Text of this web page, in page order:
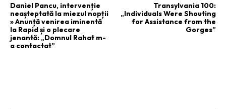
Daniel Pancu, intervenție
neașteptată la miezul nopții
» Anunță venirea iminentă
la Rapid și o plecare
jenantă: „Domnul Rahat m-
a contactat”
Transylvania 100:
„Individuals Were Shouting
for Assistance from the
Gorges”